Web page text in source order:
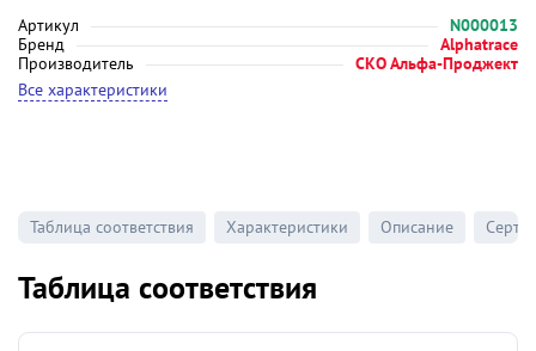
Артикул
N000013
Бренд
Alphatrace
Производитель
СКО Альфа-Проджект
Все характеристики
Таблица соответствия Характеристики Описание
Таблица соответствия